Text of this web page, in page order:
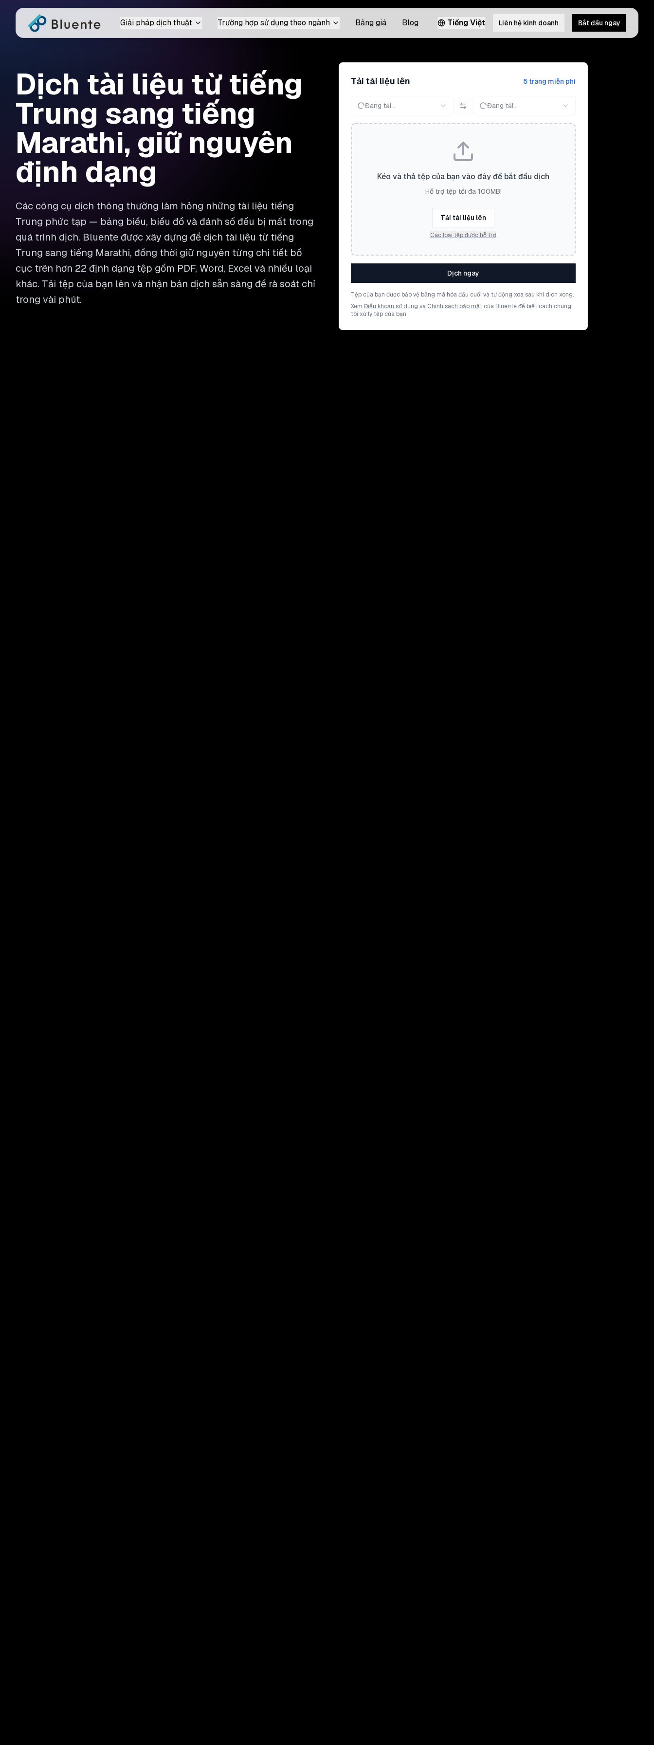
Giải pháp dịch thuật Trường hợp sử dụng theo ngành Bảng giá Blog Tiếng Việt Liên hệ kinh doanh Bắt đầu ngay
Dịch tài liệu từ tiếng
Trung sang tiếng
Marathi, giữ nguyên
định dạng
Các công cụ dịch thông thường làm hỏng những tài liệu tiếng
Trung phức tạp — bảng biểu, biểu đồ và đánh số đều bị mất trong
quá trình dịch. Bluente được xây dựng để dịch tài liệu từ tiếng
Trung sang tiếng Marathi, đồng thời giữ nguyên từng chi tiết bố
cục trên hơn 22 định dạng tệp gồm PDF, Word, Excel và nhiều loại
khác. Tải tệp của bạn lên và nhận bản dịch sẵn sàng để rà soát chỉ
trong vài phút.
Tải tài liệu lên 5 trang miễn phí
Đang tải... Đang tải...
Kéo và thả tệp của bạn vào đây để bắt đầu dịch
Hỗ trợ tệp tối đa 100MB!
Tải tài liệu lên
Các loại tệp được hỗ trợ
Dịch ngay
Tệp của bạn được bảo vệ bằng mã hóa đầu cuối và tự động xóa sau khi dịch xong.
Xem Điều khoản sử dụng và Chính sách bảo mật của Bluente để biết cách chúng
tôi xử lý tệp của bạn.